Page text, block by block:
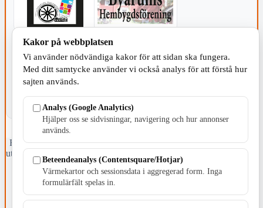
KOMMUNEN
Fristående webbtidningsföretag grundat 1991 som sedan 2002 ger
ut tidningen Skillingaryd.nu och 2010 lanserades Värnamo.nu. Från
april 2026 omfattar Skillingaryd.nu tre kommuner: Gnosjö,
Värnamo och Vaggeryds kommun.
Kontakta oss
Kakor på webbplatsen
Vi använder nödvändiga kakor för att sidan ska fungera.
Med ditt samtycke använder vi också analys för att förstå hur
sajten används.
Analys (Google Analytics)
Hjälper oss se sidvisningar, navigering och hur annonser
används.
Beteendeanalys (Contentsquare/Hotjar)
Värmekartor och sessionsdata i aggregerad form. Inga
formulärfält spelas in.